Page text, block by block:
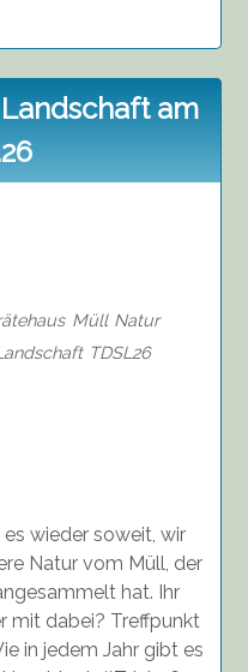
am
Müll Natur
TDSL26
wieder soweit, wir
Natur vom Müll, der
hat. Ihr
mit dabei? Treffpunkt
in jedem Jahr gibt es